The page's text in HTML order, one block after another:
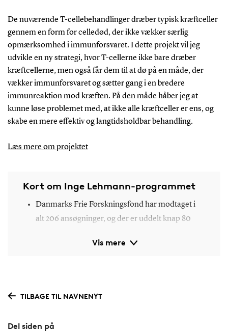
De nuværende T-cellebehandlinger dræber typisk kræftceller
gennem en form for celledød, der ikke vækker særlig
opmærksomhed i immunforsvaret. I dette projekt vil jeg
udvikle en ny strategi, hvor T-cellerne ikke bare dræber
kræftcellerne, men også får dem til at dø på en måde, der
vækker immunforsvaret og sætter gang i en bredere
immunreaktion mod kræften. På den måde håber jeg at
kunne løse problemet med, at ikke alle kræftceller er ens, og
skabe en mere effektiv og langtidsholdbar behandling.
Læs mere om projektet
Vis mere
Kort om Inge Lehmann-programmet
Danmarks Frie Forskningsfond har modtaget i
alt 206 ansøgninger, og der er uddelt knap 80
fagområder og for både mænd og kvinder, men
TILBAGE TIL NAVNENYT
Del siden på